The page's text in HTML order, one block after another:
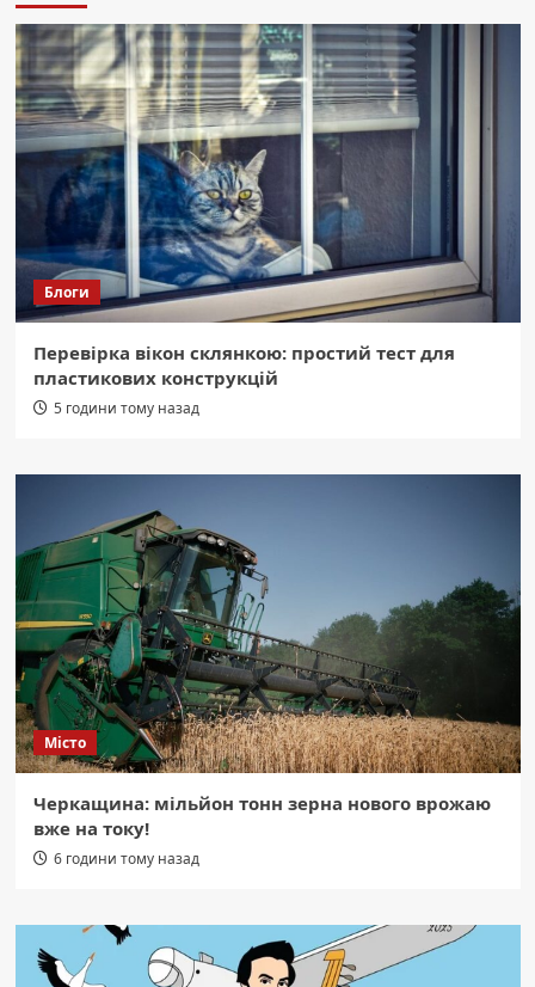
Блоги
Перевірка вікон склянкою: простий тест для
пластикових конструкцій
5 години тому назад
Місто
Черкащина: мільйон тонн зерна нового врожаю
вже на току!
6 години тому назад